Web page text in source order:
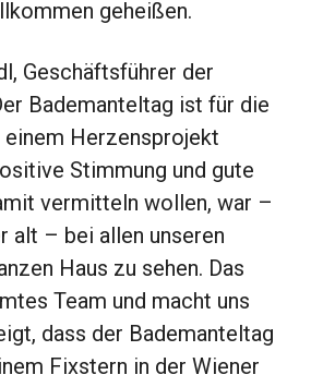
geheißen.
Geschäftsführer der
Bademanteltag ist für die
einem Herzensprojekt
Stimmung und gute
vermitteln wollen, war –
alt – bei allen unseren
Haus zu sehen. Das
Team und macht uns
dass der Bademanteltag
Fixstern in der Wiener